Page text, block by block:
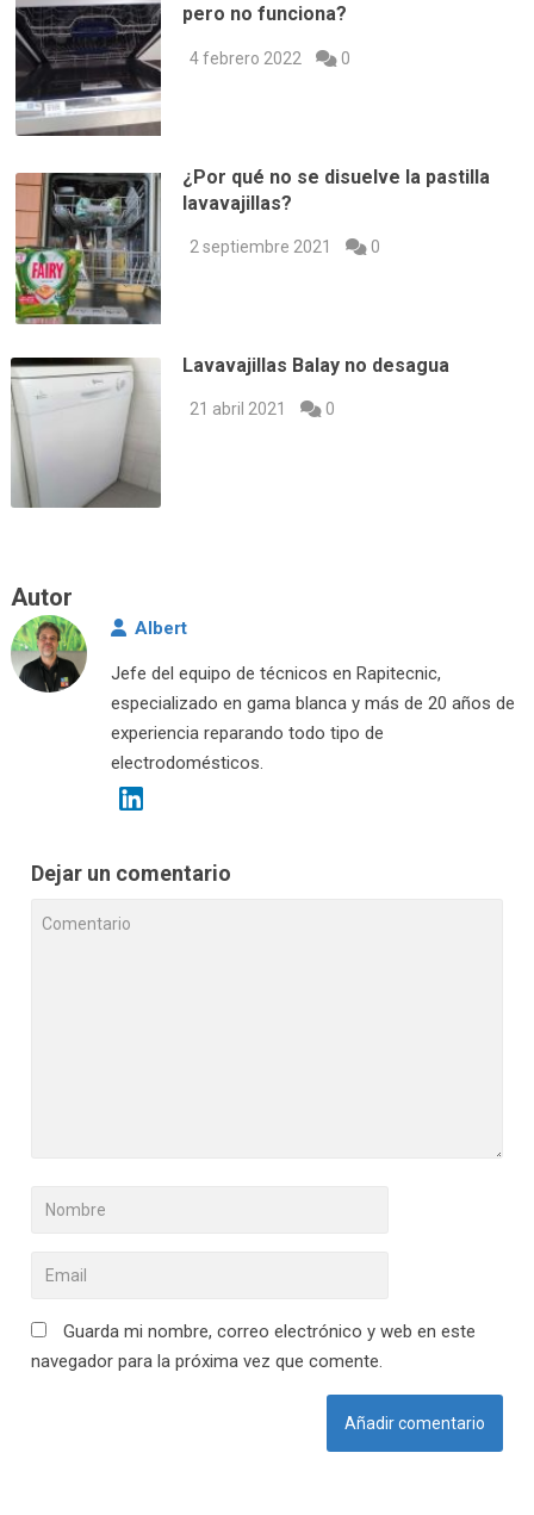
pero no funciona?
4 febrero 2022 0
¿Por qué no se disuelve la pastilla
lavavajillas?
2 septiembre 2021 0
Lavavajillas Balay no desagua
21 abril 2021 0
Autor
Albert
Jefe del equipo de técnicos en Rapitecnic,
especializado en gama blanca y más de 20 años de
experiencia reparando todo tipo de
electrodomésticos.
Dejar un comentario
Guarda mi nombre, correo electrónico y web en este
navegador para la próxima vez que comente.